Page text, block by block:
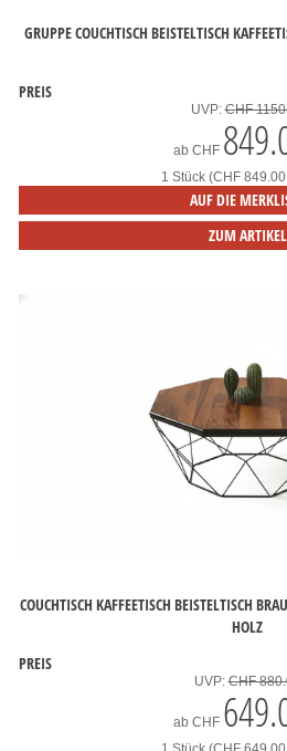
GRUPPE COUCHTISCH BEISTELTISCH
PREIS
UVP:CHF
ab CHF
1 Stück (CHF
AUF DIE
ZUM ARTIKEL
COUCHTISCH KAFFEETISCH BEISTELTISCH
HOLZ
PREIS
UVP:CHF
ab CHF